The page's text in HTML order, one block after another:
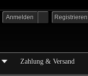
Anmelden Registrieren
Zahlung & Versand